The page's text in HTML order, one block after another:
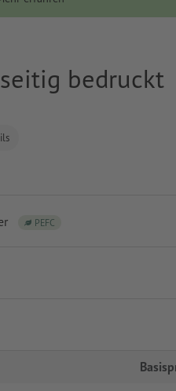
bedruckt
PEFC